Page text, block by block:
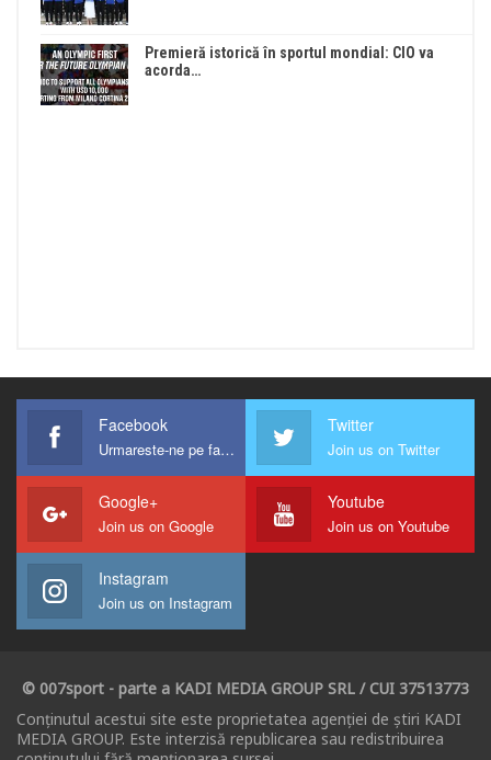
Premieră istorică în sportul mondial: CIO va
acorda…
Facebook
Urmareste-ne pe facebook !
Twitter
Join us on Twitter
Google+
Join us on Google
Youtube
Join us on Youtube
Instagram
Join us on Instagram
© 007sport - parte a KADI MEDIA GROUP SRL / CUI 37513773
Conținutul acestui site este proprietatea agenției de știri KADI
MEDIA GROUP. Este interzisă republicarea sau redistribuirea